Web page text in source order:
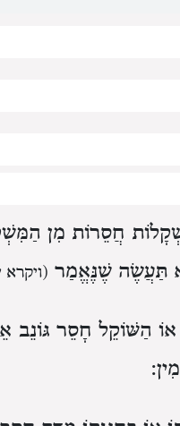
חֲסֵרוֹת מִן
תַּעֲשֶׂה שֶׁנֶּאֱמַר
הַשּׁוֹקֵל חָסֵר גּוֹנֵב